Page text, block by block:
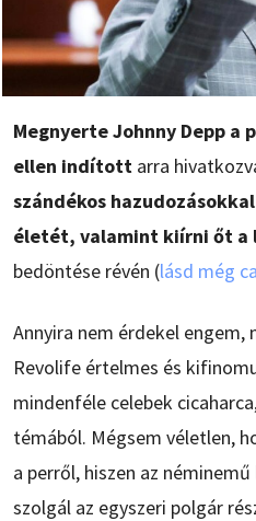
Megnyerte Johnny Depp
ellen indított arra
szándékos
életét, valamint kiírni őt a
bedöntése révén (lásd még
Annyira nem érdekel engem,
Revolife értelmes és
mindenféle celebek
témából. Mégsem véletlen,
a perről, hiszen az
szolgál az egyszeri polgár